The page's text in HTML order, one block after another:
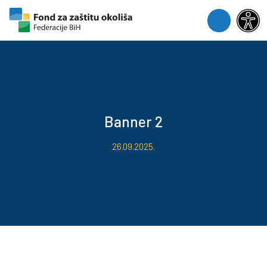
Skip to content
Skip to footer
Menu
Banner 2
26.09.2025.